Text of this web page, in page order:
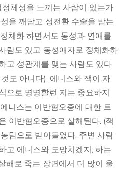
체성을 느끼는 사람이 있는가
을 깨닫고 성전환 수술을 받는
체화 하면서도 동성과 연애를
람도 있고 동성애자로 정체화하
고 성관계를 맺는 사람도 있다
도 아니다). 에니스와 잭이 자
으로 명명할런 지는 중요하지
니스는 이반혐오증에 대한 트
이반혐오증으로 살해된다. (잭
담으로 받아들였다. 주변 사람
고 에니스와 도망치겠지, 하는
해로 죽는 장면에서 더 많이 울